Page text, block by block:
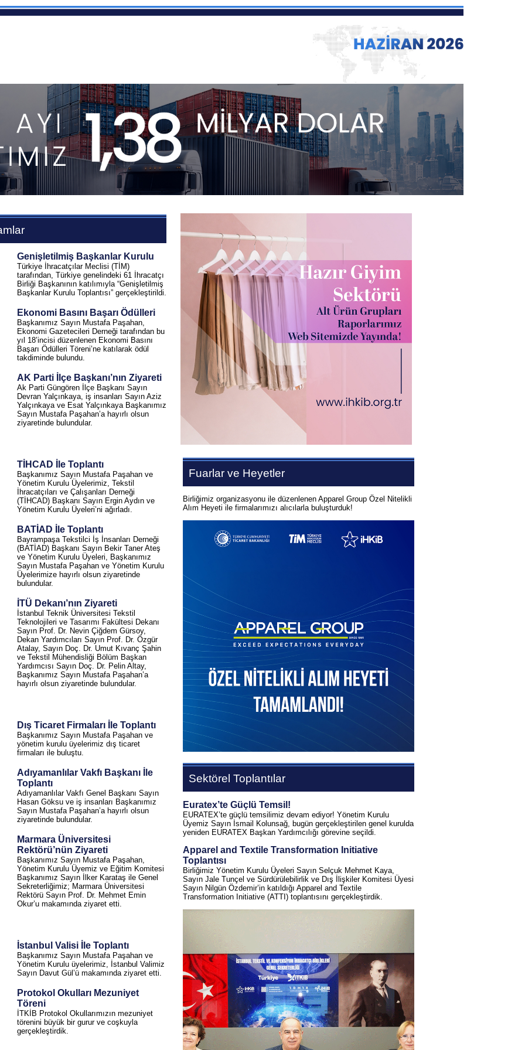
Genişletilmiş Başkanlar Kurulu
Türkiye İhracatçılar Meclisi (TİM)
tarafından, Türkiye genelindeki 61 İhracatçı
Birliği Başkanının katılımıyla “Genişletilmiş
Başkanlar Kurulu Toplantısı” gerçekleştirildi.
Ekonomi Basını Başarı Ödülleri
Başkanımız Sayın Mustafa Paşahan,
Ekonomi Gazetecileri Derneği tarafından bu
yıl 18’incisi düzenlenen Ekonomi Basını
Başarı Ödülleri Töreni’ne katılarak ödül
takdiminde bulundu.
AK Parti İlçe Başkanı’nın Ziyareti
Ak Parti Güngören İlçe Başkanı Sayın
Devran Yalçınkaya, iş insanları Sayın Aziz
Yalçınkaya ve Esat Yalçınkaya Başkanımız
Sayın Mustafa Paşahan’a hayırlı olsun
ziyaretinde bulundular.
TİHCAD İle Toplantı
Başkanımız Sayın Mustafa Paşahan ve
Yönetim Kurulu Üyelerimiz, Tekstil
İhracatçıları ve Çalışanları Derneği
(TİHCAD) Başkanı Sayın Ergin Aydın ve
Yönetim Kurulu Üyeleri’ni ağırladı.
BATİAD İle Toplantı
Bayrampaşa Tekstilci İş İnsanları Derneği
(BATİAD) Başkanı Sayın Bekir Taner Ateş
ve Yönetim Kurulu Üyeleri, Başkanımız
Sayın Mustafa Paşahan ve Yönetim Kurulu
Üyelerimize hayırlı olsun ziyaretinde
bulundular.
İTÜ Dekanı’nın Ziyareti
İstanbul Teknik Üniversitesi Tekstil
Teknolojileri ve Tasarımı Fakültesi Dekanı
Sayın Prof. Dr. Nevin Çiğdem Gürsoy,
Dekan Yardımcıları Sayın Prof. Dr. Özgür
Atalay, Sayın Doç. Dr. Umut Kıvanç Şahin
ve Tekstil Mühendisliği Bölüm Başkan
Yardımcısı Sayın Doç. Dr. Pelin Altay,
Başkanımız Sayın Mustafa Paşahan’a
hayırlı olsun ziyaretinde bulundular.
Dış Ticaret Firmaları İle Toplantı
Başkanımız Sayın Mustafa Paşahan ve
yönetim kurulu üyelerimiz dış ticaret
firmaları ile buluştu.
Adıyamanlılar Vakfı Başkanı İle
Toplantı
Adıyamanlılar Vakfı Genel Başkanı Sayın
Hasan Göksu ve iş insanları Başkanımız
Sayın Mustafa Paşahan’a hayırlı olsun
ziyaretinde bulundular.
Marmara Üniversitesi
Rektörü’nün Ziyareti
Başkanımız Sayın Mustafa Paşahan,
Yönetim Kurulu Üyemiz ve Eğitim Komitesi
Başkanımız Sayın İlker Karataş ile Genel
Sekreterliğimiz; Marmara Üniversitesi
Rektörü Sayın Prof. Dr. Mehmet Emin
Okur’u makamında ziyaret etti.
İstanbul Valisi İle Toplantı
Başkanımız Sayın Mustafa Paşahan ve
Yönetim Kurulu üyelerimiz, İstanbul Valimiz
Sayın Davut Gül’ü makamında ziyaret etti.
Protokol Okulları Mezuniyet
Töreni
İTKİB Protokol Okullarımızın mezuniyet
törenini büyük bir gurur ve coşkuyla
gerçekleştirdik.
Fuarlar ve Heyetler
Birliğimiz organizasyonu ile düzenlenen Apparel Group Özel Nitelikli
Alım Heyeti ile firmalarımızı alıcılarla buluşturduk!
Sektörel Toplantılar
Euratex’te Güçlü Temsil!
EURATEX’te güçlü temsilimiz devam ediyor! Yönetim Kurulu
Üyemiz Sayın İsmail Kolunsağ, bugün gerçekleştirilen genel kurulda
yeniden EURATEX Başkan Yardımcılığı görevine seçildi.
Apparel and Textile Transformation Initiative
Toplantısı
Birliğimiz Yönetim Kurulu Üyeleri Sayın Selçuk Mehmet Kaya,
Sayın Jale Tunçel ve Sürdürülebilirlik ve Dış İlişkiler Komitesi Üyesi
Sayın Nilgün Özdemir’in katıldığı Apparel and Textile
Transformation Initiative (ATTI) toplantısını gerçekleştirdik.